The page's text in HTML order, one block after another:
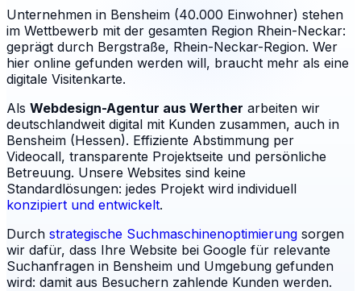
Unternehmen in Bensheim (40.000 Einwohner) stehen
im Wettbewerb mit der gesamten Region Rhein-Neckar:
geprägt durch Bergstraße, Rhein-Neckar-Region. Wer
hier online gefunden werden will, braucht mehr als eine
digitale Visitenkarte.
Als Webdesign-Agentur aus Werther arbeiten wir
deutschlandweit digital mit Kunden zusammen, auch in
Bensheim (Hessen). Effiziente Abstimmung per
Videocall, transparente Projektseite und persönliche
Betreuung. Unsere Websites sind keine
Standardlösungen: jedes Projekt wird individuell
konzipiert und entwickelt.
Durch strategische Suchmaschinenoptimierung sorgen
wir dafür, dass Ihre Website bei Google für relevante
Suchanfragen in Bensheim und Umgebung gefunden
wird: damit aus Besuchern zahlende Kunden werden.